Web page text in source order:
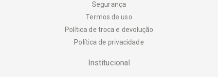
Segurança
Termos de uso
Política de troca e devolução
Política de privacidade
Institucional